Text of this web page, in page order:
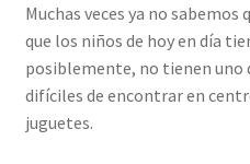
Muchas veces ya no
que los niños de hoy en día
posiblemente, no tienen uno
difíciles de encontrar en
juguetes.